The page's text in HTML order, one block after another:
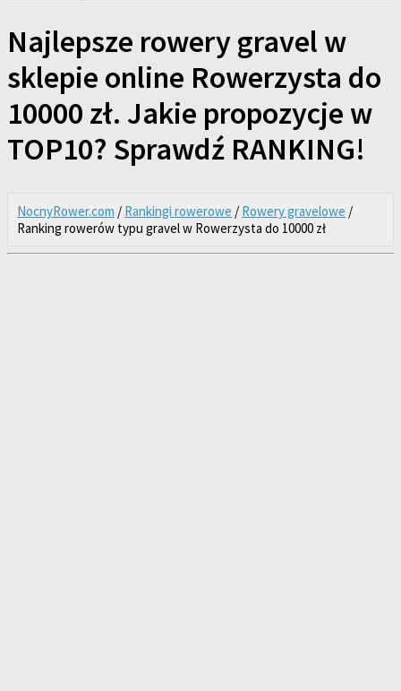
Najlepsze rowery gravel w
sklepie online Rowerzysta do
10000 zł. Jakie propozycje w
TOP10? Sprawdź RANKING!
NocnyRower.com / Rankingi rowerowe / Rowery gravelowe /
Ranking rowerów typu gravel w Rowerzysta do 10000 zł